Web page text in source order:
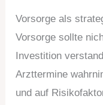
Vorsorge als
Vorsorge sollte
Investition
Arzttermine
und auf